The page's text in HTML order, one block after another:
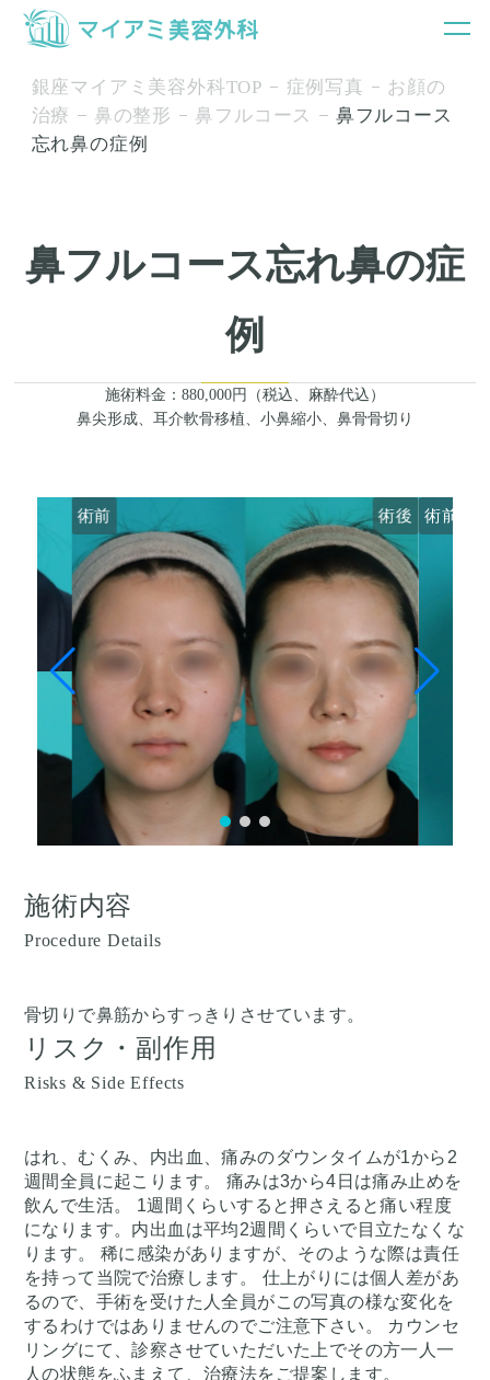
銀座マイアミ美容外科TOP 症例写真
お顔の
治療
鼻の整形 鼻フルコース
鼻フルコース
忘れ鼻の症例
鼻フルコース忘れ鼻の症
例
施術料金：880,000円（税込、麻酔代込）
鼻尖形成、耳介軟骨移植、小鼻縮小、鼻骨骨切り
術前 術後 術前
施術内容
Procedure Details
骨切りで鼻筋からすっきりさせています。
リスク・副作用
Risks & Side Effects
はれ、むくみ、内出血、痛みのダウンタイムが1から2
週間全員に起こります。 痛みは3から4日は痛み止めを
飲んで生活。 1週間くらいすると押さえると痛い程度
になります。内出血は平均2週間くらいで目立たなくな
ります。 稀に感染がありますが、そのような際は責任
を持って当院で治療します。 仕上がりには個人差があ
るので、手術を受けた人全員がこの写真の様な変化を
するわけではありませんのでご注意下さい。 カウンセ
リングにて、診察させていただいた上でその方一人一
人の状態をふまえて、治療法をご提案します。